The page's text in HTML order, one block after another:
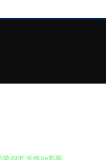
方四虎aV 97超碰